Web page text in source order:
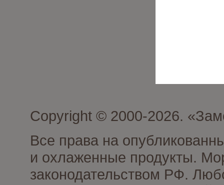
Copyright © 2000-2026.
Все права на
и охлаженные продукты.
законодательством РФ.